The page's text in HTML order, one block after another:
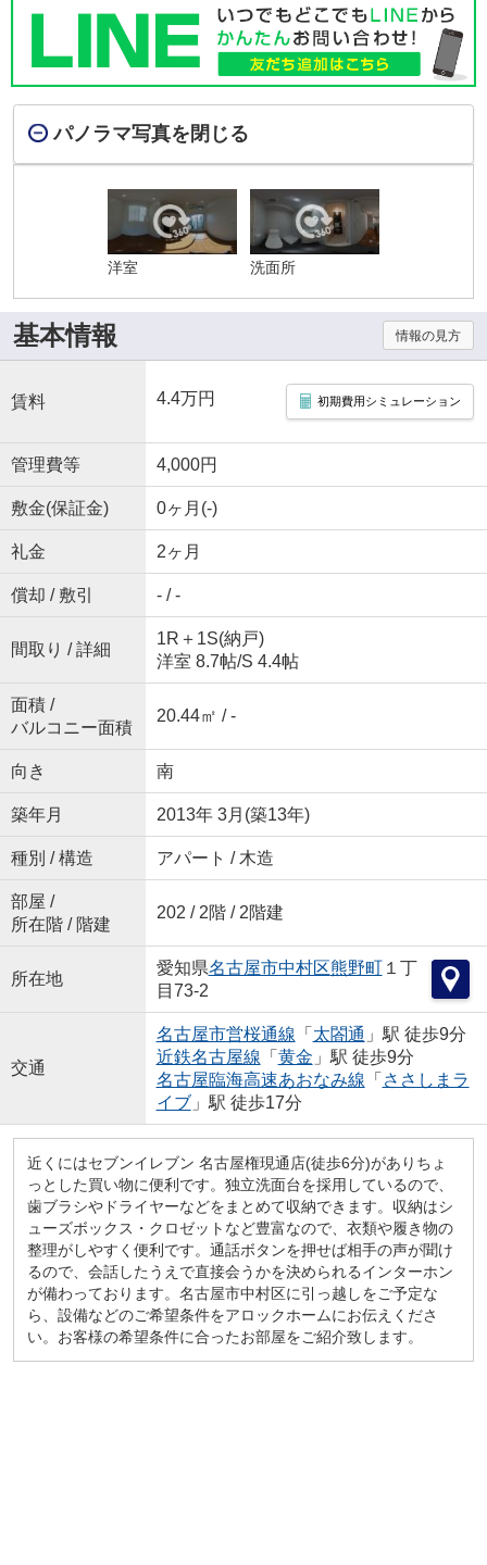
パノラマ写真を閉じる
洋室 洗面所
基本情報 情報の見方
賃料 4.4万円 初期費用シミュレーション
管理費等 4,000円
敷金(保証金) 0ヶ月(-)
礼金 2ヶ月
償却 / 敷引 - / -
間取り / 詳細
1R＋1S(納戸)
洋室 8.7帖/S 4.4帖
面積 /
バルコニー面積
20.44㎡ / -
向き 南
築年月 2013年 3月(築13年)
種別 / 構造 アパート / 木造
部屋 /
所在階 / 階建
202 / 2階 / 2階建
所在地
愛知県名古屋市中村区熊野町１丁
目73-2
交通
名古屋市営桜通線 「 太閤通 」駅 徒歩9分
近鉄名古屋線 「 黄金 」駅 徒歩9分
名古屋臨海高速あおなみ線 「 ささしまラ
イブ」駅 徒歩17分
近くにはセブンイレブン 名古屋権現通店(徒歩6分)がありちょ
っとした買い物に便利です。独立洗面台を採用しているので、
歯ブラシやドライヤーなどをまとめて収納できます。収納はシ
ューズボックス・クロゼットなど豊富なので、衣類や履き物の
整理がしやすく便利です。通話ボタンを押せば相手の声が聞け
るので、会話したうえで直接会うかを決められるインターホン
が備わっております。名古屋市中村区に引っ越しをご予定な
ら、設備などのご希望条件をアロックホームにお伝えくださ
い。お客様の希望条件に合ったお部屋をご紹介致します。